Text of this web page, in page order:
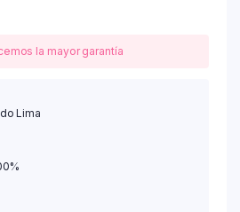
la mayor garantía
Lima